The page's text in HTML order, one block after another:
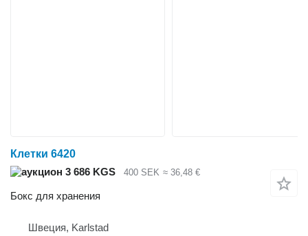
Клетки 6420
3 686 KGS
400 SEK ≈ 36,48 €
Бокс для хранения
Швеция, Karlstad